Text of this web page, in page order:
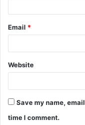
Email *
Website
Save my name,
time I comment.